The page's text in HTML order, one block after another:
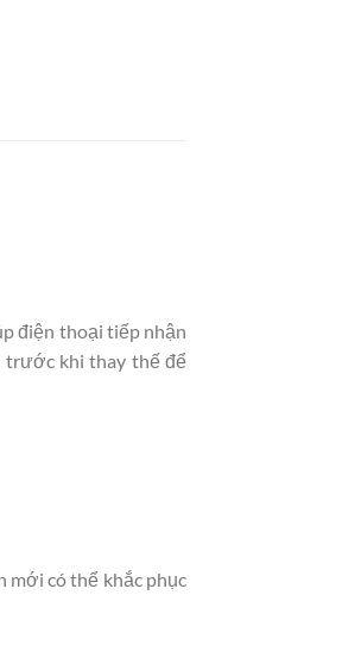
điện thoại tiếp nhận
trước khi thay thế để
mới có thể khắc phục